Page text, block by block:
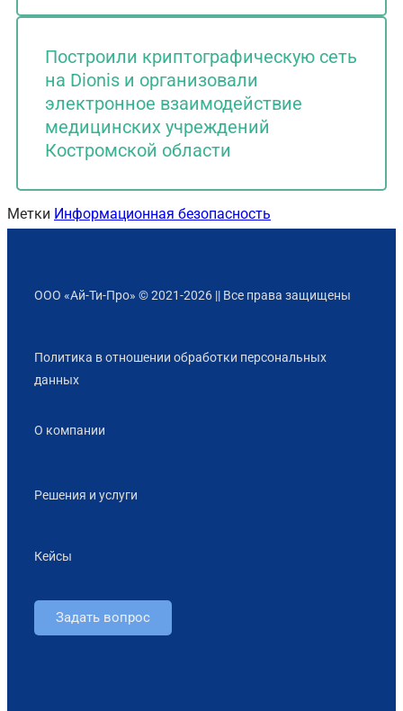
Построили криптографическую сеть
на Dionis и организовали
электронное взаимодействие
медицинских учреждений
Костромской области
Метки Информационная безопасность
ООО «Ай-Ти-Про» © 2021-2026 || Все права защищены
Политика в отношении обработки персональных
данных
О компании
Решения и услуги
Кейсы
Задать вопрос